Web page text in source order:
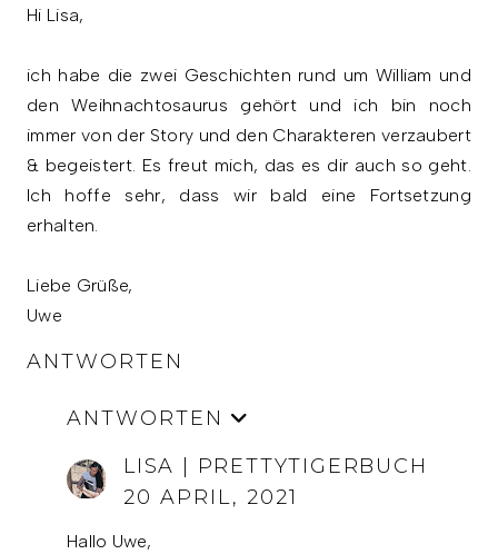
Hi Lisa,
ich habe die zwei Geschichten rund um William und
den Weihnachtosaurus gehört und ich bin noch
immer von der Story und den Charakteren verzaubert
& begeistert. Es freut mich, das es dir auch so geht.
Ich hoffe sehr, dass wir bald eine Fortsetzung
erhalten.
Liebe Grüße,
Uwe
ANTWORTEN
ANTWORTEN
LISA | PRETTYTIGERBUCH
20 APRIL, 2021
Hallo Uwe,